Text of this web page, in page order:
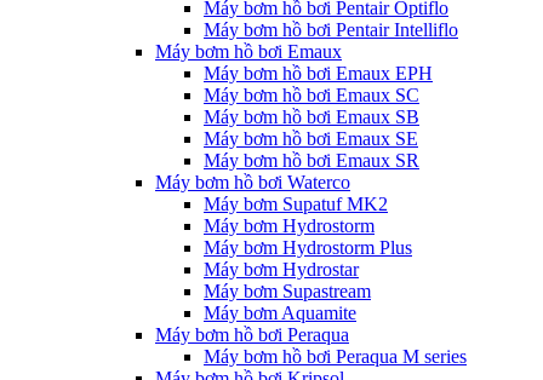
Máy bơm hồ bơi Pentair Optiflo
Máy bơm hồ bơi Pentair Intelliflo
Máy bơm hồ bơi Emaux
Máy bơm hồ bơi Emaux EPH
Máy bơm hồ bơi Emaux SC
Máy bơm hồ bơi Emaux SB
Máy bơm hồ bơi Emaux SE
Máy bơm hồ bơi Emaux SR
Máy bơm hồ bơi Waterco
Máy bơm Supatuf MK2
Máy bơm Hydrostorm
Máy bơm Hydrostorm Plus
Máy bơm Hydrostar
Máy bơm Supastream
Máy bơm Aquamite
Máy bơm hồ bơi Peraqua
Máy bơm hồ bơi Peraqua M series